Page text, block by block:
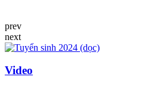
prev
next
Video